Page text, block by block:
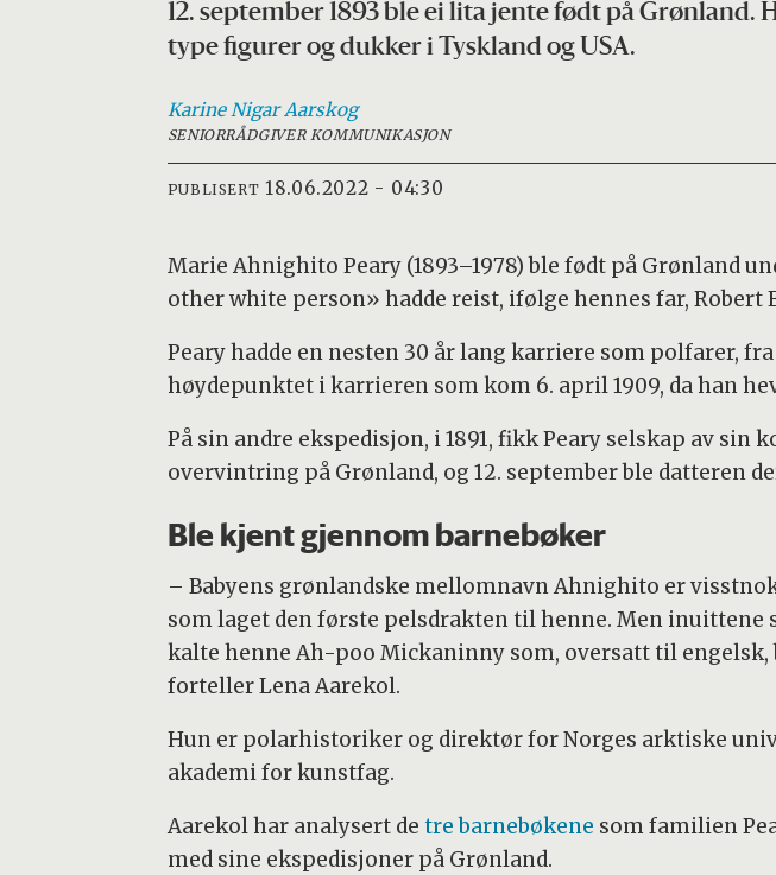
12. september 1893 ble ei lita jente født på
type figurer og dukker i Tyskland og USA.
Karine Nigar Aarskog
SENIORRÅDGIVER KOMMUNIKASJON
PUBLISERT 18.06.2022 - 04:30
Marie Ahnighito Peary (1893–1978) ble født på
other white person» hadde reist, ifølge hennes far, Robert
Peary hadde en nesten 30 år lang karriere som polfarer,
høydepunktet i karrieren som kom 6. april 1909, da han
På sin andre ekspedisjon, i 1891, fikk Peary selskap av sin
overvintring på Grønland, og 12. september ble datteren
Ble kjent gjennom barnebøker
– Babyens grønlandske mellomnavn Ahnighito er
som laget den første pelsdrakten til henne. Men inuittene
kalte henne Ah-poo Mickaninny som, oversatt til engelsk,
forteller Lena Aarekol.
Hun er polarhistoriker og direktør for Norges arktiske
akademi for kunstfag.
Aarekol har analysert de tre barnebøkene som familien
med sine ekspedisjoner på Grønland.